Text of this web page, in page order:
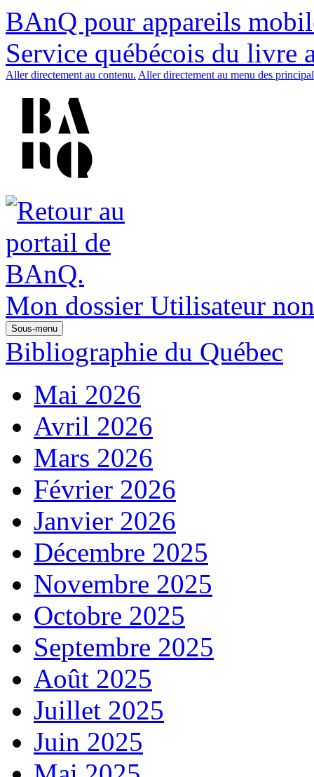
BAnQ pour appareils
Service québécois du livre
Aller directement au contenu. Aller directement au menu des
Mon dossier Utilisateur
Sous-menu
Bibliographie du Québec
Mai 2026
Avril 2026
Mars 2026
Février 2026
Janvier 2026
Décembre 2025
Novembre 2025
Octobre 2025
Septembre 2025
Août 2025
Juillet 2025
Juin 2025